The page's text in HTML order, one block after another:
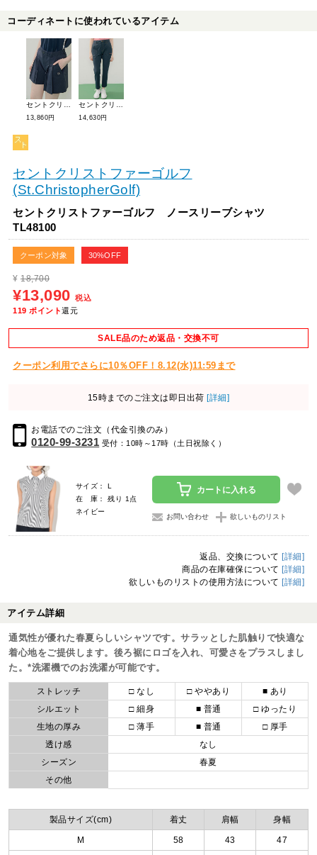
コーディネートに使われているアイテム
13,860円 14,630円
セントクリストファーゴルフ
(St.ChristopherGolf)
セントクリストファーゴルフ ノースリーブシャツ
TL48100
クーポン対象 30%OFF
¥ 18,700
¥13,090 税込
119 ポイント還元
SALE品のため返品・交換不可
クーポン利用でさらに10％OFF！8.12(水)11:59まで
15時までのご注文は即日出荷 [詳細]
お電話でのご注文（代金引換のみ）
0120-99-3231 受付：10時～17時（土日祝除く）
サイズ： L
在 庫： 残り 1点
ネイビー
カートに入れる
お問い合わせ 欲しいものリスト
返品、交換について [詳細]
商品の在庫確保について [詳細]
欲しいものリストの使用方法について [詳細]
アイテム詳細
通気性が優れた春夏らしいシャツです。サラッとした肌触りで快適な
着心地をご提供します。後ろ裾にロゴを入れ、可愛さをプラスしまし
た。*洗濯機でのお洗濯が可能です。
ストレッチ □ なし □ ややあり
■ あり
シルエット
□ 細身 ■ 普通
□ ゆったり
生地の厚み
□ 薄手 ■ 普通
□ 厚手
透け感
なし
シーズン
春夏
その他
製品サイズ(cm) 着丈 肩幅 身幅
M 58 43 47